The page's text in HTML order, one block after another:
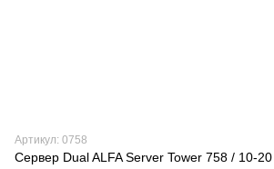
Артикул: 0758
Сервер Dual ALFA Server Tower 758 / 10-20